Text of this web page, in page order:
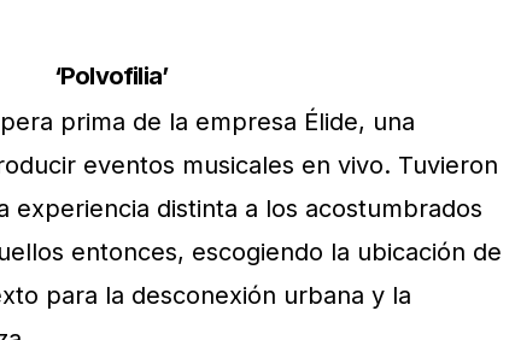
‘Polvofilia’
prima de la empresa Élide, una
eventos musicales en vivo. Tuvieron
experiencia distinta a los acostumbrados
entonces, escogiendo la ubicación de
para la desconexión urbana y la